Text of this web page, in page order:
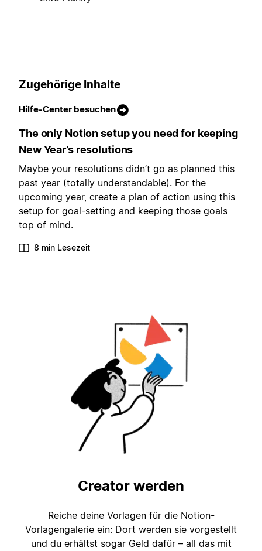
Zugehörige Inhalte
Hilfe-Center besuchen
The only Notion setup you need for keeping
New Year’s resolutions
Maybe your resolutions didn’t go as planned this
past year (totally understandable). For the
upcoming year, create a plan of action using this
setup for goal-setting and keeping those goals
top of mind.
8 min Lesezeit
Creator werden
Reiche deine Vorlagen für die Notion-
Vorlagengalerie ein: Dort werden sie vorgestellt
und du erhältst sogar Geld dafür – all das mit